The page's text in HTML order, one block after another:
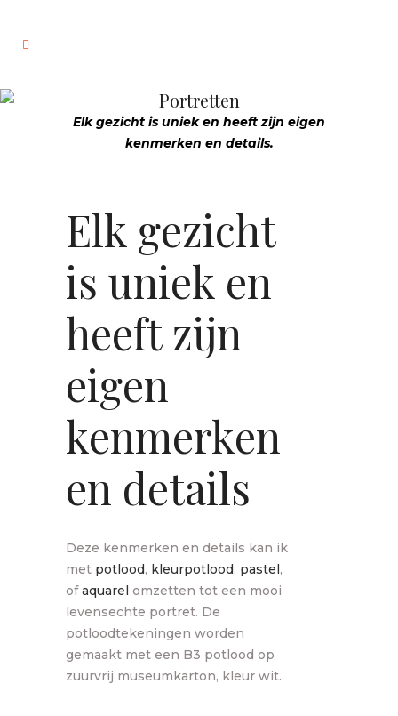
Portretten
Elk gezicht is uniek en heeft zijn eigen
kenmerken en details.
Elk gezicht
is uniek en
heeft zijn
eigen
kenmerken
en details
Deze kenmerken en details kan ik
met potlood, kleurpotlood, pastel,
ofaquarel omzetten tot een mooi
levensechte portret. De
potloodtekeningen worden
gemaakt met een B3 potlood op
zuurvrij museumkarton, kleur wit.